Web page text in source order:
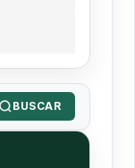
BUSCAR